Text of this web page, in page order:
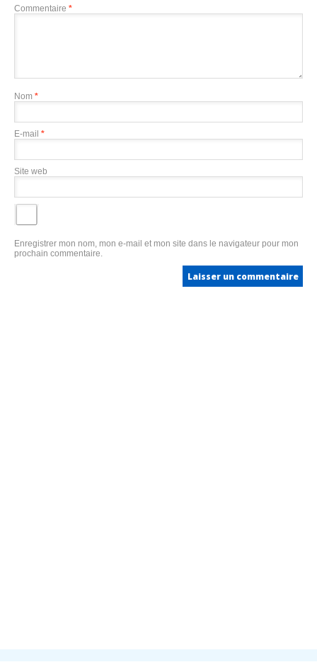
Commentaire *
Nom *
E-mail *
Site web
Enregistrer mon nom, mon e-mail et mon site dans le navigateur pour mon
prochain commentaire.